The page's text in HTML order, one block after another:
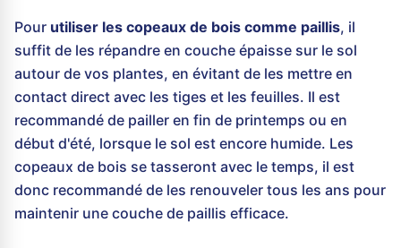
Pour utiliser les copeaux de bois comme paillis, il
suffit de les répandre en couche épaisse sur le sol
autour de vos plantes, en évitant de les mettre en
contact direct avec les tiges et les feuilles. Il est
recommandé de pailler en fin de printemps ou en
début d'été, lorsque le sol est encore humide. Les
copeaux de bois se tasseront avec le temps, il est
donc recommandé de les renouveler tous les ans pour
maintenir une couche de paillis efficace.